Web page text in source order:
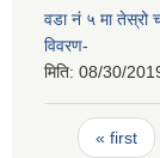
वडा नं ५ मा तेस्रो
विवरण-
मिति: 08/30/
Pages
« first